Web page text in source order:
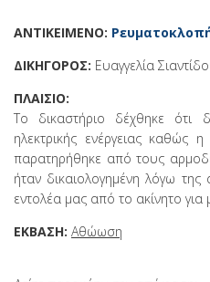
ΑΝΤΙΚΕΙΜΕΝΟ:
ΔΙΚΗΓΟΡΟΣ: Ευαγγελία
ΠΛΑΙΣΙΟ:
Το δικαστήριο δέχθηκε ότι
ηλεκτρικής ενέργειας καθώς
παρατηρήθηκε από τους
ήταν δικαιολογημένη λόγω
εντολέα μας από το ακίνητο
ΕΚΒΑΣΗ: Αθώωση